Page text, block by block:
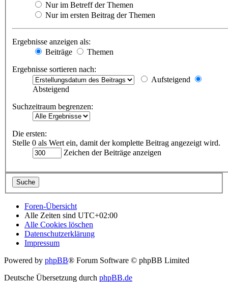
Nur im Betreff der Themen
Nur im ersten Beitrag der Themen
Ergebnisse anzeigen als:
Beiträge
Themen
Ergebnisse sortieren nach:
Aufsteigend
Absteigend
Suchzeitraum begrenzen:
Die ersten:
Stelle 0 als Wert ein, damit der komplette Beitrag angezeigt wird.
Zeichen der Beiträge anzeigen
Foren-Übersicht
Alle Zeiten sind UTC+02:00
Alle Cookies löschen
Datenschutzerklärung
Impressum
Powered by phpBB® Forum Software © phpBB Limited
Deutsche Übersetzung durch phpBB.de